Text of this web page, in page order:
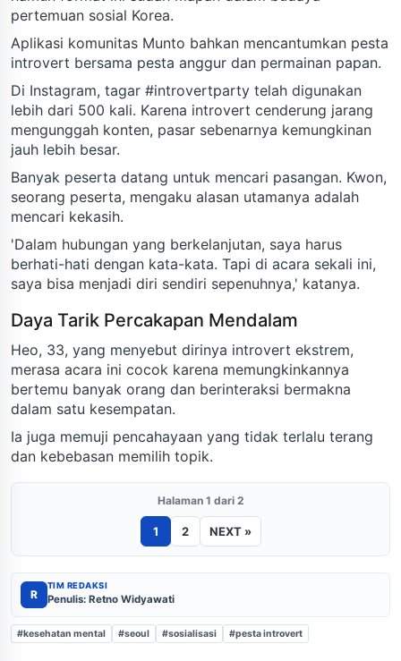
pertemuan sosial Korea.
Aplikasi komunitas Munto bahkan mencantumkan pesta
introvert bersama pesta anggur dan permainan papan.
Di Instagram, tagar #introvertparty telah digunakan
lebih dari 500 kali. Karena introvert cenderung jarang
mengunggah konten, pasar sebenarnya kemungkinan
jauh lebih besar.
Banyak peserta datang untuk mencari pasangan. Kwon,
seorang peserta, mengaku alasan utamanya adalah
mencari kekasih.
'Dalam hubungan yang berkelanjutan, saya harus
berhati-hati dengan kata-kata. Tapi di acara sekali ini,
saya bisa menjadi diri sendiri sepenuhnya,' katanya.
Daya Tarik Percakapan Mendalam
Heo, 33, yang menyebut dirinya introvert ekstrem,
merasa acara ini cocok karena memungkinkannya
bertemu banyak orang dan berinteraksi bermakna
dalam satu kesempatan.
Ia juga memuji pencahayaan yang tidak terlalu terang
dan kebebasan memilih topik.
Halaman 1 dari 2
1 2 NEXT »
R
TIM REDAKSI
Penulis: Retno Widyawati
#kesehatan mental #seoul #sosialisasi #pesta introvert